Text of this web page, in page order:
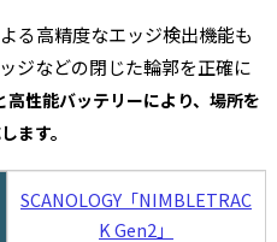
る高精度なエッジ検出機能も
ジなどの閉じた輪郭を正確に
高性能バッテリーにより、場所を
ます。
SCANOLOGY「NIMBLETRAC
K Gen2」